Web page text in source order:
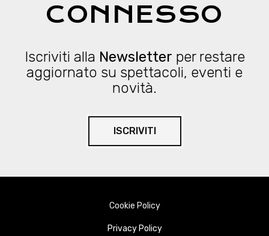
CONNESSO
Iscriviti alla Newsletter per restare
aggiornato su spettacoli, eventi e
novità.
ISCRIVITI
Cookie Policy
Privacy Policy